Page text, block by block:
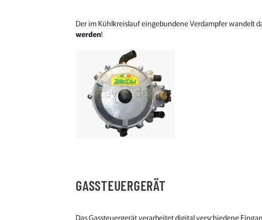
Der im Kühlkreislauf eingebundene Verdampfer wandelt
werden!
GASSTEUERGERÄT
Das Gassteuergerät verarbeitet digital verschiedene